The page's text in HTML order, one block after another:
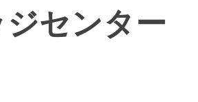
センター